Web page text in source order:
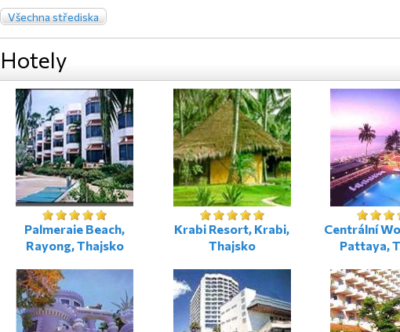
Všechna střediska
Hotely
Palmeraie Beach,
Rayong, Thajsko
Krabi Resort, Krabi,
Thajsko
Centrální
Pattaya,